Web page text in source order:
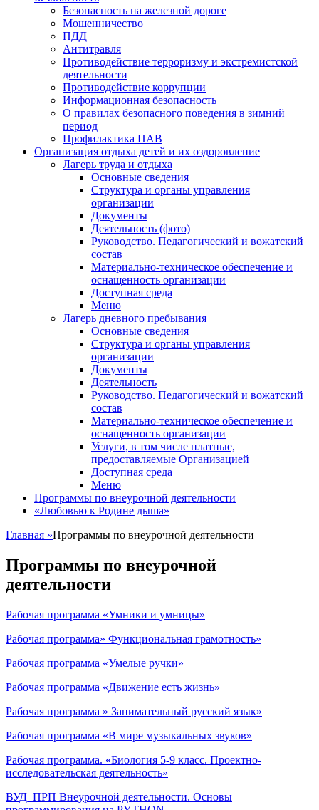
Безопасность на железной дороге
Мошенничество
ПДД
Антитравля
Противодействие терроризму и экстремистской
деятельности
Противодействие коррупции
Информационная безопасность
О правилах безопасного поведения в зимний
период
Профилактика ПАВ
Организация отдыха детей и их оздоровление
Лагерь труда и отдыха
Основные сведения
Структура и органы управления
организации
Документы
Деятельность (фото)
Руководство. Педагогический и вожатский
состав
Материально-техническое обеспечение и
оснащенность организации
Доступная среда
Меню
Лагерь дневного пребывания
Основные сведения
Структура и органы управления
организации
Документы
Деятельность
Руководство. Педагогический и вожатский
состав
Материально-техническое обеспечение и
оснащенность организации
Услуги, в том числе платные,
предоставляемые Организацией
Доступная среда
Меню
Программы по внеурочной деятельности
«Любовью к Родине дыша»
Главная »Программы по внеурочной деятельности
Программы по внеурочной
деятельности
Рабочая программа «Умники и умницы»
Рабочая программа» Функциональная грамотность»
Рабочая программа «Умелые ручки»
Рабочая программа «Движение есть жизнь»
Рабочая программа » Занимательный русский язык»
Рабочая программа «В мире музыкальных звуков»
Рабочая программа. «Биология 5-9 класс. Проектно-
исследовательская деятельность»
ВУД_ПРП Внеурочной деятельности. Основы